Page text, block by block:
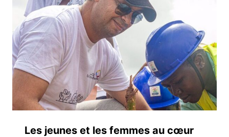
Les jeunes et les femmes au cœur